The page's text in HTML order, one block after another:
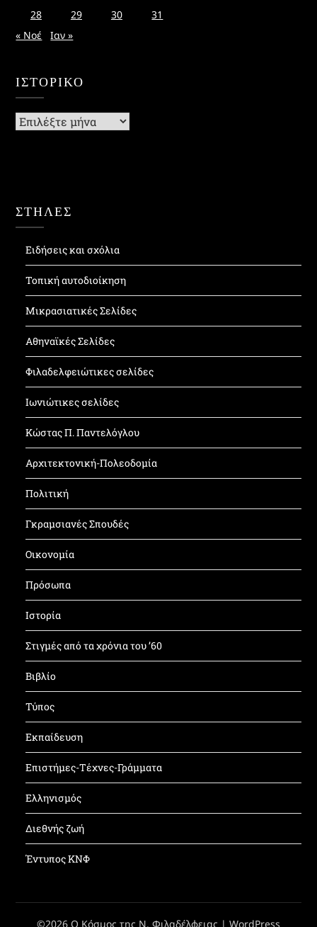
28
29 30
31
« Νοέ
Ιαν »
ΙΣΤΟΡΙΚΌ
Ιστορικό
ΣΤΗΛΕΣ
Ειδήσεις και σχόλια
Τοπική αυτοδιοίκηση
Μικρασιατικές Σελίδες
Αθηναϊκές Σελίδες
Φιλαδελφειώτικες σελίδες
Ιωνιώτικες σελίδες
Κώστας Π. Παντελόγλου
Αρχιτεκτονική-Πολεοδομία
Πολιτική
Γκραμσιανές Σπουδές
Οικονομία
Πρόσωπα
Ιστορία
Στιγμές από τα χρόνια του ’60
Βιβλίο
Τύπος
Εκπαίδευση
Επιστήμες-Τέχνες-Γράμματα
Ελληνισμός
Διεθνής ζωή
Έντυπος ΚΝΦ
©2026 Ο Κόσμος της Ν. Φιλαδέλφειας | WordPress